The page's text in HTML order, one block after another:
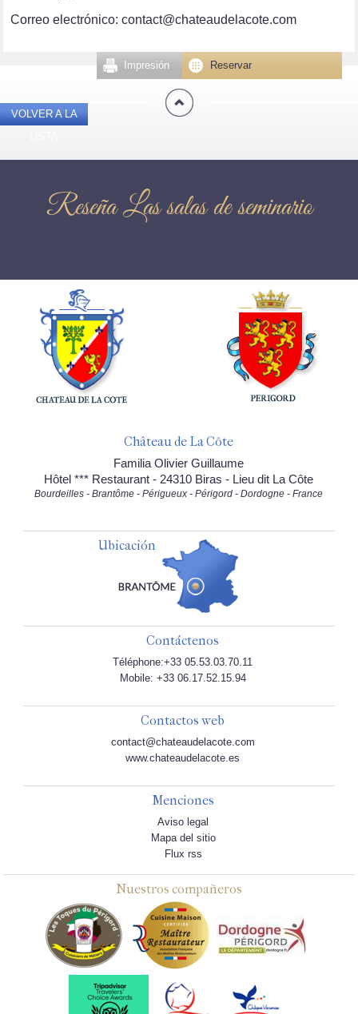
Correo electrónico: contact@chateaudelacote.com
Reservar
Impresión
VOLVER A LA
Reseña Las salas de seminario
Château de La Côte
Familia Olivier Guillaume
Hôtel *** Restaurant - 24310 Biras - Lieu dit La Côte
Bourdeilles - Brantôme - Périgueux - Périgord - Dordogne - France
Ubicación
Contáctenos
Téléphone:+33 05.53.03.70.11
Mobile: +33 06.17.52.15.94
Contactos web
contact@chateaudelacote.com
www.chateaudelacote.es
Menciones
Aviso legal
Mapa del sitio
Flux rss
Nuestros compañeros